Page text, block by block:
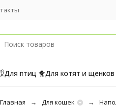
Для птиц 🐥Для котят и щенков
Главная Для кошек